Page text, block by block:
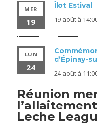
MER
19
Îlot Estival
19 août à
LUN
24
d’Épinay-
24 août à
Réunion
Leche